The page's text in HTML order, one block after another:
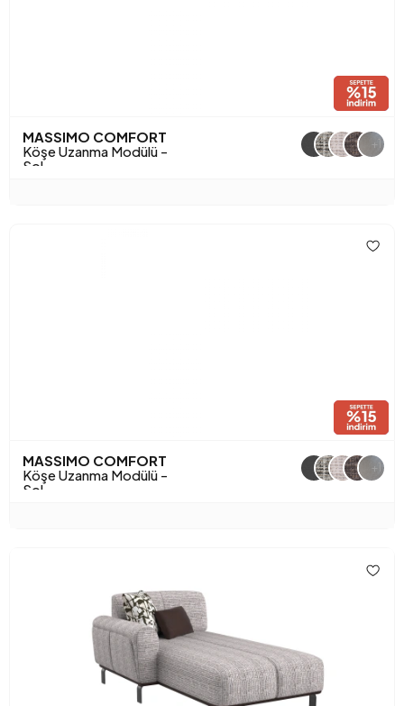
MASSIMO COMFORT
Köşe Uzanma Modülü -
Sol
+1
MASSIMO COMFORT
Köşe Uzanma Modülü -
Sol
+1